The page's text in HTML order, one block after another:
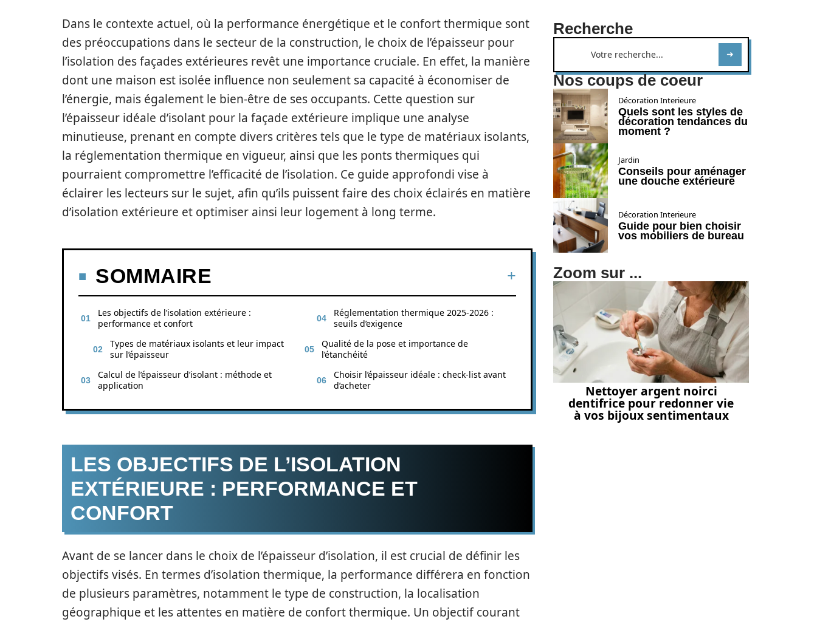
Dans le contexte actuel, où la performance énergétique et le confort thermique sont
des préoccupations dans le secteur de la construction, le choix de l’épaisseur pour
l’isolation des façades extérieures revêt une importance cruciale. En effet, la manière
dont une maison est isolée influence non seulement sa capacité à économiser de
l’énergie, mais également le bien-être de ses occupants. Cette question sur
l’épaisseur idéale d’isolant pour la façade extérieure implique une analyse
minutieuse, prenant en compte divers critères tels que le type de matériaux isolants,
la réglementation thermique en vigueur, ainsi que les ponts thermiques qui
pourraient compromettre l’efficacité de l’isolation. Ce guide approfondi vise à
éclairer les lecteurs sur le sujet, afin qu’ils puissent faire des choix éclairés en matière
d’isolation extérieure et optimiser ainsi leur logement à long terme.
SOMMAIRE
Les objectifs de l’isolation extérieure :
performance et confort
Types de matériaux isolants et leur impact
sur l’épaisseur
Calcul de l’épaisseur d’isolant : méthode et
application
Réglementation thermique 2025-2026 :
seuils d’exigence
Qualité de la pose et importance de
l’étanchéité
Choisir l’épaisseur idéale : check-list avant
d’acheter
LES OBJECTIFS DE L’ISOLATION
EXTÉRIEURE : PERFORMANCE ET
CONFORT
Avant de se lancer dans le choix de l’épaisseur d’isolation, il est crucial de définir les
objectifs visés. En termes d’isolation thermique, la performance différera en fonction
de plusieurs paramètres, notamment le type de construction, la localisation
géographique et les attentes en matière de confort thermique. Un objectif courant
Recherche
Nos coups de coeur
Décoration Interieure
Quels sont les styles de
décoration tendances du
moment ?
Jardin
Conseils pour aménager
une douche extérieure
Décoration Interieure
Guide pour bien choisir
vos mobiliers de bureau
Zoom sur ...
Nettoyer argent noirci
dentifrice pour redonner vie
à vos bijoux sentimentaux